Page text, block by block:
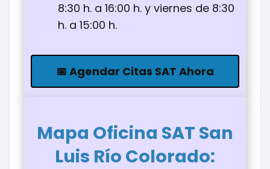
8:30 h. a 16:00 h. y viernes de 8:30
h. a 15:00 h.
📅 Agendar Citas SAT Ahora
Mapa Oficina SAT San
Luis Río Colorado: